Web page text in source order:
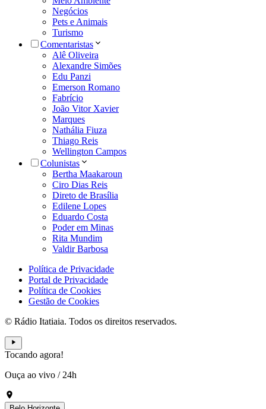
Negócios
Pets e Animais
Turismo
Comentaristas
Alê Oliveira
Alexandre Simões
Edu Panzi
Emerson Romano
Fabrício
João Vitor Xavier
Marques
Nathália Fiuza
Thiago Reis
Wellington Campos
Colunistas
Bertha Maakaroun
Ciro Dias Reis
Direto de Brasília
Edilene Lopes
Eduardo Costa
Poder em Minas
Rita Mundim
Valdir Barbosa
Política de Privacidade
Portal de Privacidade
Política de Cookies
Gestão de Cookies
© Rádio Itatiaia. Todos os direitos reservados.
Tocando agora!
Ouça ao vivo / 24h